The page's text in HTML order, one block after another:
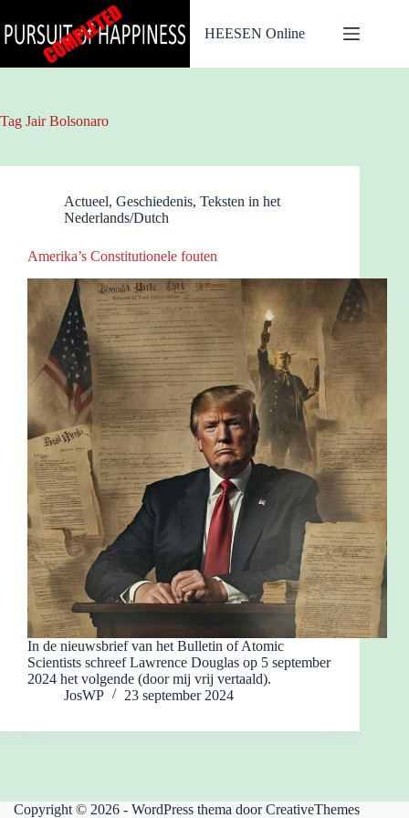
naar
de
HEESEN Online
Tag Jair Bolsonaro
Actueel, Geschiedenis, Teksten in het
Nederlands/Dutch
Amerika’s Constitutionele fouten
In de nieuwsbrief van het Bulletin of Atomic
Scientists schreef Lawrence Douglas op 5 september
2024 het volgende (door mij vrij vertaald).
JosWP
23 september 2024
Copyright © 2026 - WordPress thema doorCreativeThemes